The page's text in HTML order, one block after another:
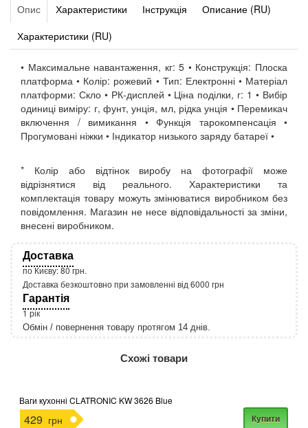
Опис Характеристики Інструкція
Описание (RU)
Характеристики (RU)
• Максимальне навантаження, кг: 5 • Конструкція: Плоска
платформа • Колір: рожевий • Тип: Електронні • Матеріал
платформи: Скло • РК-дисплей • Ціна поділки, г: 1 • Вибір
одиниці виміру: г, фунт, унція, мл, рідка унція • Перемикач
включення / вимикання • Функція тарокомпенсація •
Прогумовані ніжки • Індикатор низького заряду батареї •
* Колір або відтінок виробу на фотографії може
відрізнятися від реального. Характеристики та
комплектація товару можуть змінюватися виробником без
повідомлення. Магазин не несе відповідальності за зміни,
внесені виробником.
Доставка
по Києву: 80 грн.
Доставка безкоштовно при замовленні від 6000 грн
Гарантія
1 рік
Обмін / повернення товару протягом 14 днів.
Схожі товари
Ваги кухонні CLATRONIC KW 3626 Blue
429 грн Купити